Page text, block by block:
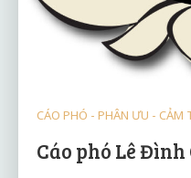
CÁO PHÓ - PHÂN ƯU - CẢM
Cáo phó Lê Đình